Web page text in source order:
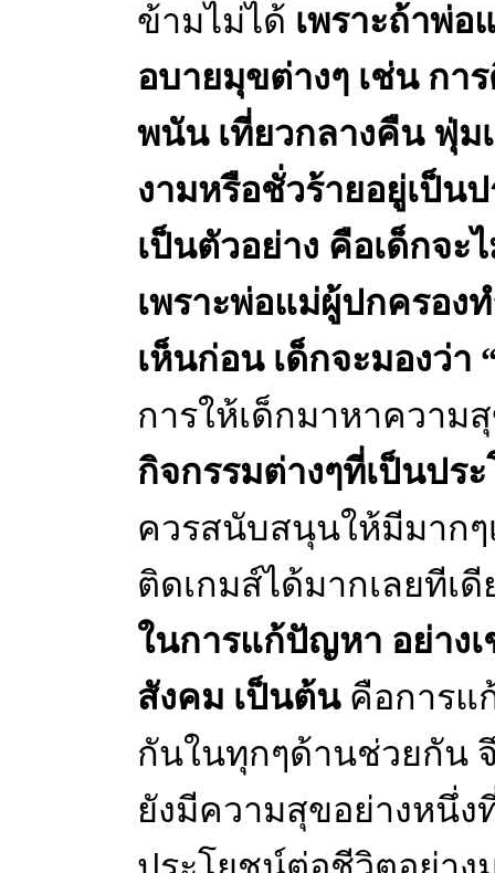
ข้ามไม่ได้ เพราะถ้าพ่
อบายมุขต่างๆ เช่น กา
พนัน เที่ยวกลางคืน ฟุ่ม
งามหรือชั่วร้ายอยู่เป็น
เป็นตัวอย่าง คือเด็กจ
เพราะพ่อแม่ผู้ปกครอง
เห็นก่อน เด็กจะมองว่า
การให้เด็กมาหาความ
กิจกรรมต่างๆที่เป็นปร
ควรสนับสนุนให้มีมากๆ
ติดเกมส์ได้มากเลยทีเ
ในการแก้ปัญหา อย่าง
สังคม เป็นต้น คือการแ
กันในทุกๆด้านช่วยกัน
ยังมีความสุขอย่างหนึ่